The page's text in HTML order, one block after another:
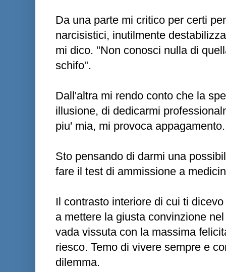
Da una parte mi critico per certi
narcisistici, inutilmente
mi dico. "Non conosci nulla di
schifo".
Dall'altra mi rendo conto che la
illusione, di dedicarmi
piu' mia, mi provoca appagamento.
Sto pensando di darmi una
fare il test di ammissione a
Il contrasto interiore di cui ti
a mettere la giusta convinzione
vada vissuta con la massima
riesco. Temo di vivere sempre e
dilemma.